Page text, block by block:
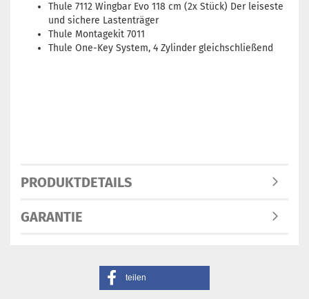
Thule 7112 Wingbar Evo 118 cm (2x Stück) Der leiseste
und sichere Lastenträger
Thule Montagekit 7011
Thule One-Key System, 4 Zylinder gleichschließend
PRODUKTDETAILS
GARANTIE
teilen